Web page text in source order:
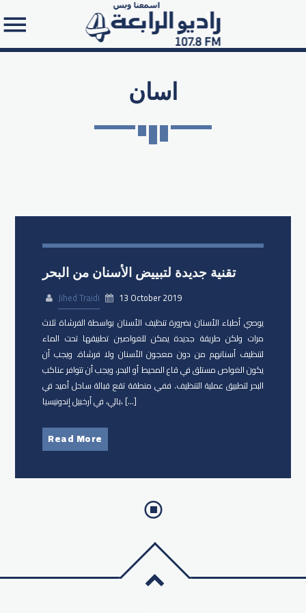
اسان
تقنية جديدة لتبييض الأسنان من البحر
Jihed Traidi
13 October 2019
يوصي أطباء الأسنان بضرورة تنظيف الأسنان بواسطة الفرشاة ثلاث
مرات ولكن طريقة جديدة يمكن للغواصين تطبيقها تحت الماء
لتنظيف أسنانهم من دون معجون الأسنان ولا فرشاة. ويجب أن
يكون الغواص مستلق في قاع المحيط أو البحر، ويجب أن تتوافر عناكب
البحر لتطبيق عملية التنظيف. ففي منطقة تقع قبالة ساحل أميد في
بالي، في أرخبيل إندونيسيا، […]
Read More